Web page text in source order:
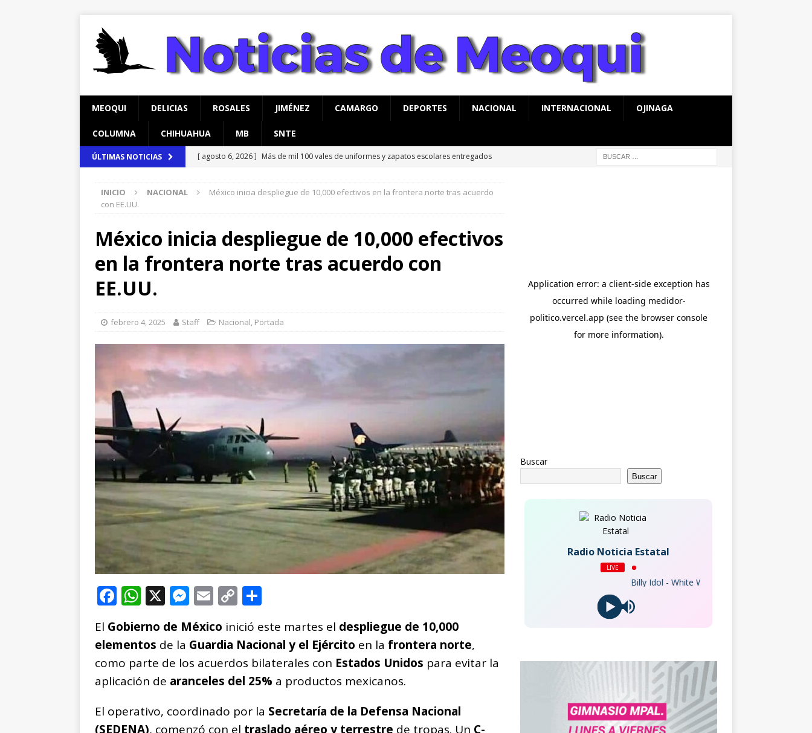
MEOQUI DELICIAS ROSALES JIMÉNEZ CAMARGO DEPORTES NACIONAL INTERNACIONAL OJINAGA
COLUMNA CHIHUAHUA MB SNTE
ÚLTIMAS NOTICIAS [ agosto 6, 2026 ] Más de mil 100 vales de uniformes y zapatos escolares entregados
[ agosto 6, 2026 ] Marco Bonilla inaugura el Paso Superior de Fuerza Aérea y carretera
[ agosto 7, 2026 ] Clausura alcalde Marco Bonilla la Veraneada DIFertida 2026 en el
Parque Colibrí
CHIHUAHUA
[ agosto 7, 2026 ] Invita Gobierno de Meoqui a taller gratuito de estimulación
INICIO NACIONAL
México inicia despliegue de 10,000 efectivos en la frontera norte tras acuerdo
con EE.UU.
México inicia despliegue de 10,000 efectivos
en la frontera norte tras acuerdo con
EE.UU.
febrero 4, 2025 Staff Nacional, Portada
F
a
c
e
b
o
o
W
at
s
A
p
p
X M
e
ss
e
n
g
e
E
ai
l
C
p
y
Li
n
k
m
p
ar
ti
r
El Gobierno de México inició este martes el despliegue de 10,000
elementos de la Guardia Nacional y el Ejército en la frontera norte,
como parte de los acuerdos bilaterales con Estados Unidos para evitar la
aplicación de aranceles del 25% a productos mexicanos.
El operativo, coordinado por la Secretaría de la Defensa Nacional
(SEDENA), comenzó con el traslado aéreo y terrestre de tropas. Un C-
Buscar
Buscar
Radio Noticia Estatal
LIVE
Billy Idol - White Wedding